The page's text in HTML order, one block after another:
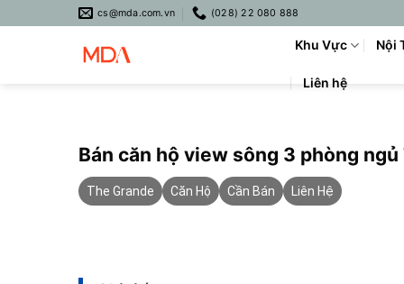
to
cs@mda.com.vn (028) 22 080 888
Khu Vực Nội
Liên hệ
Bán căn hộ view sông 3 phòng
The Grande Căn Hộ Cần Bán Liên Hệ